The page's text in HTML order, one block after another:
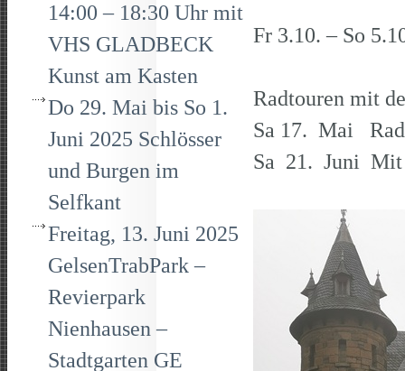
14:00 – 18:30 Uhr mit
VHS GLADBECK
Kunst am Kasten
Do 29. Mai bis So 1.
Juni 2025 Schlösser
und Burgen im
Selfkant
Freitag, 13. Juni 2025
GelsenTrabPark –
Revierpark
Nienhausen –
Stadtgarten GE
Fr 3.10. –
Radtouren mit
Sa 17.
Sa 21. Juni